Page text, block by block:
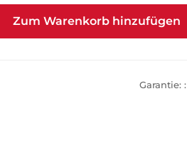
Zum Warenkorb hinzufügen
Garantie: :